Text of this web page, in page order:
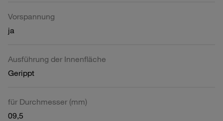
Vorspannung
ja
Ausführung der Innenfläche
Gerippt
für Durchmesser (mm)
09,5